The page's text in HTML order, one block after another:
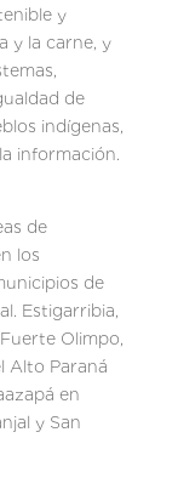
y
y la carne, y
de
indígenas,
información.
de
los
de
Estigarribia,
Olimpo,
Alto Paraná
en
y San